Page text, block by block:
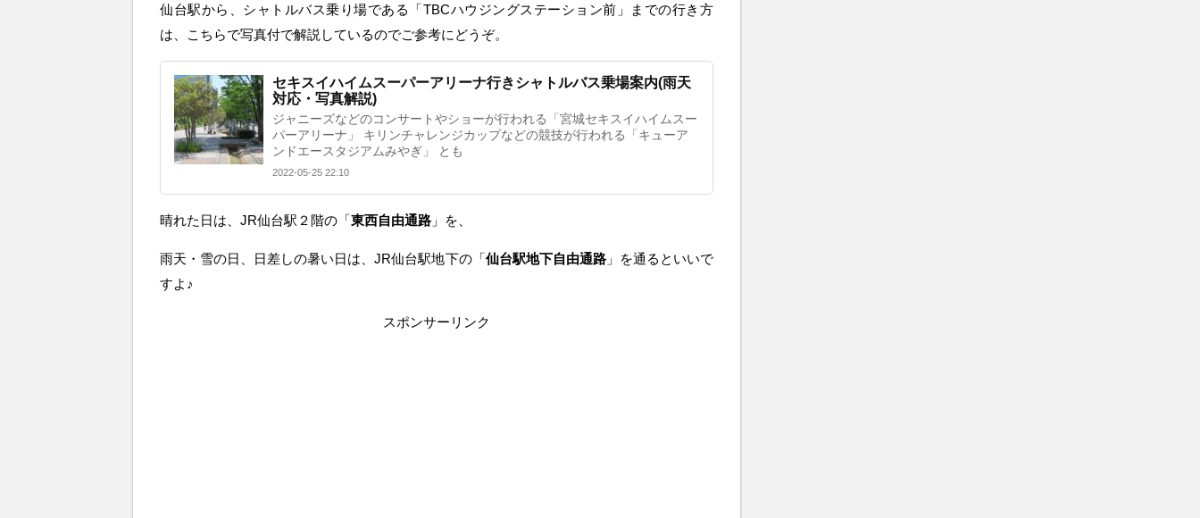
仙台駅から、シャトルバス乗り場である「TBCハウジングステーション前」までの行き方
は、こちらで写真付で解説しているのでご参考にどうぞ。
セキスイハイムスーパーアリーナ行きシャトルバス乗場案内(雨天
対応・写真解説)
ジャニーズなどのコンサートやショーが行われる「宮城セキスイハイムスー
パーアリーナ」 キリンチャレンジカップなどの競技が行われる「キューア
ンドエースタジアムみやぎ」 とも
2022-05-25 22:10
晴れた日は、JR仙台駅２階の「東西自由通路 」を、
雨天・雪の日、日差しの暑い日は、JR仙台駅地下の「仙台駅地下自由通路」を通るといいで
すよ♪
スポンサーリンク